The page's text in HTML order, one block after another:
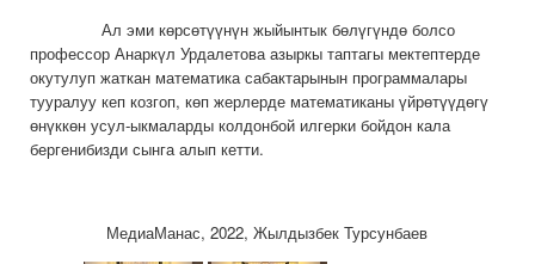
Ал эми көрсөтүүнүн жыйынтык бөлүгүндө болсо
профессор Анаркүл Урдалетова азыркы таптагы мектептерде
окутулуп жаткан математика сабактарынын программалары
тууралуу кеп козгоп, көп жерлерде математиканы үйрөтүүдөгү
өнүккөн усул-ыкмаларды колдонбой илгерки бойдон кала
бергенибизди сынга алып кетти.
МедиаМанас, 2022, Жылдызбек Турсунбаев